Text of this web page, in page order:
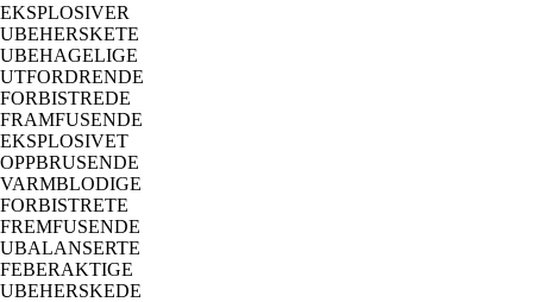
EKSPLOSIVER
UBEHERSKETE
UBEHAGELIGE
UTFORDRENDE
FORBISTREDE
FRAMFUSENDE
EKSPLOSIVET
OPPBRUSENDE
VARMBLODIGE
FORBISTRETE
FREMFUSENDE
UBALANSERTE
FEBERAKTIGE
UBEHERSKEDE